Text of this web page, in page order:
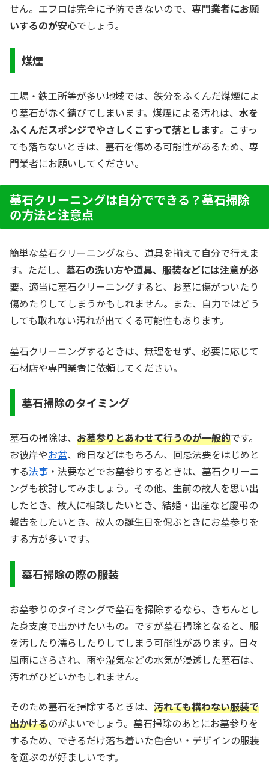
せん。エフロは完全に予防できないので、 専門業者にお願
いするのが安心でしょう。
煤煙
工場・鉄工所等が多い地域では、鉄分をふくんだ煤煙によ
り墓石が赤く錆びてしまいます。煤煙による汚れは、 水を
ふくんだスポンジでやさしくこすって落とします。こすっ
ても落ちないときは、墓石を傷める可能性があるため、専
門業者にお願いしてください。
墓石クリーニングは自分でできる？墓石掃除
の方法と注意点
簡単な墓石クリーニングなら、道具を揃えて自分で行えま
す。ただし、 墓石の洗い方や道具、服装などには注意が必
要。適当に墓石クリーニングすると、お墓に傷がついたり
傷めたりしてしまうかもしれません。また、自力ではどう
しても取れない汚れが出てくる可能性もあります。
墓石クリーニングするときは、無理をせず、必要に応じて
石材店や専門業者に依頼してください。
墓石掃除のタイミング
墓石の掃除は、 お墓参りとあわせて行うのが一般的です。
お彼岸やお盆、命日などはもちろん、回忌法要をはじめと
する法事 ・法要などでお墓参りするときは、墓石クリーニ
ングも検討してみましょう。その他、生前の故人を思い出
したとき、故人に相談したいとき、結婚・出産など慶弔の
報告をしたいとき、故人の誕生日を偲ぶときにお墓参りを
する方が多いです。
墓石掃除の際の服装
お墓参りのタイミングで墓石を掃除するなら、きちんとし
た身支度で出かけたいもの。ですが墓石掃除となると、服
を汚したり濡らしたりしてしまう可能性があります。日々
風雨にさらされ、雨や湿気などの水気が浸透した墓石は、
汚れがひどいかもしれません。
そのため墓石を掃除するときは、 汚れても構わない服装で
出かけるのがよいでしょう。墓石掃除のあとにお墓参りを
するため、できるだけ落ち着いた色合い・デザインの服装
を選ぶのが好ましいです。